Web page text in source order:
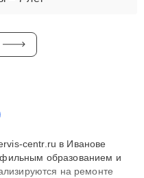
centr.ru в Иванове
образованием и
на ремонте